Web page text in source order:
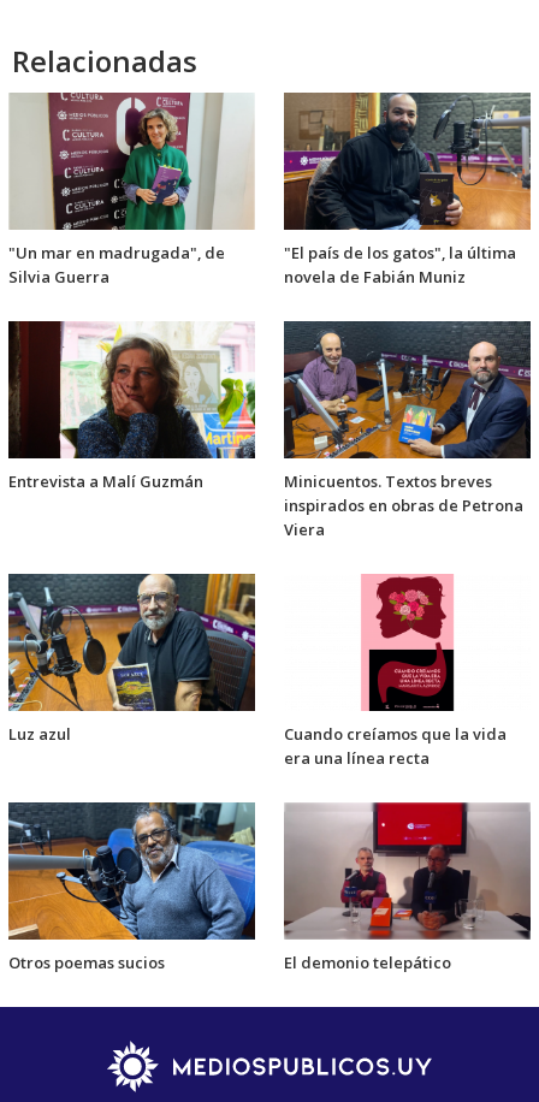
Relacionadas
"Un mar en madrugada", de
Silvia Guerra
"El país de los gatos", la última
novela de Fabián Muniz
Entrevista a Malí Guzmán
Minicuentos. Textos breves
inspirados en obras de Petrona
Viera
Luz azul
Cuando creíamos que la vida
era una línea recta
Otros poemas sucios El demonio telepático